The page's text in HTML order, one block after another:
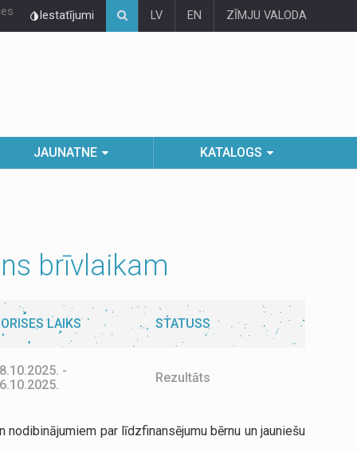
Iestatījumi LV EN ZĪMJU VALODA
JAUNATNE KATALOGS
brīvlaikam
LAIKS STATUSS
-
Rezultāts
par līdzfinansējumu bērnu un jauniešu